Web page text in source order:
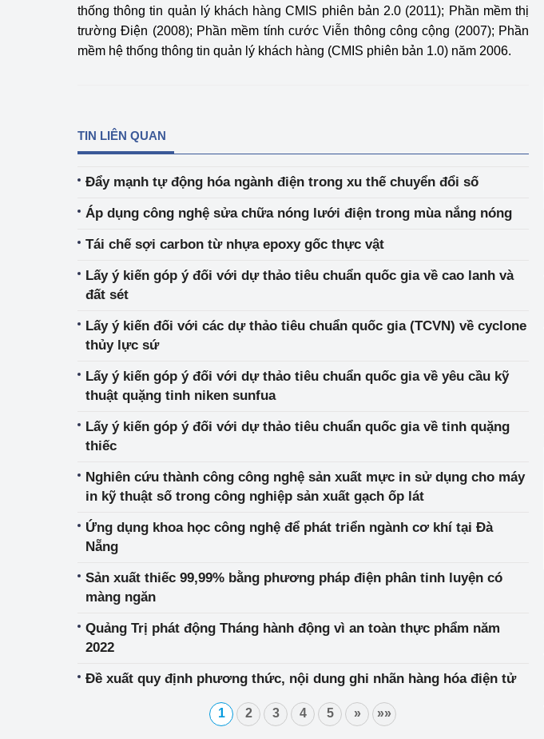
thống thông tin quản lý khách hàng CMIS phiên bản 2.0 (2011); Phần mềm thị
trường Điện (2008); Phần mềm tính cước Viễn thông công cộng (2007); Phần
mềm hệ thống thông tin quản lý khách hàng (CMIS phiên bản 1.0) năm 2006.
TIN LIÊN QUAN
Đẩy mạnh tự động hóa ngành điện trong xu thế chuyển đổi số
Áp dụng công nghệ sửa chữa nóng lưới điện trong mùa nắng nóng
Tái chế sợi carbon từ nhựa epoxy gốc thực vật
Lấy ý kiến góp ý đối với dự thảo tiêu chuẩn quốc gia về cao lanh và
đất sét
Lấy ý kiến đối với các dự thảo tiêu chuẩn quốc gia (TCVN) về cyclone
thủy lực sứ
Lấy ý kiến góp ý đối với dự thảo tiêu chuẩn quốc gia về yêu cầu kỹ
thuật quặng tinh niken sunfua
Lấy ý kiến góp ý đối với dự thảo tiêu chuẩn quốc gia về tinh quặng
thiếc
Nghiên cứu thành công công nghệ sản xuất mực in sử dụng cho máy
in kỹ thuật số trong công nghiệp sản xuất gạch ốp lát
Ứng dụng khoa học công nghệ để phát triển ngành cơ khí tại Đà
Nẵng
Sản xuất thiếc 99,99% bằng phương pháp điện phân tinh luyện có
màng ngăn
Quảng Trị phát động Tháng hành động vì an toàn thực phẩm năm
2022
Đề xuất quy định phương thức, nội dung ghi nhãn hàng hóa điện tử
1 2 3 4 5 » »»